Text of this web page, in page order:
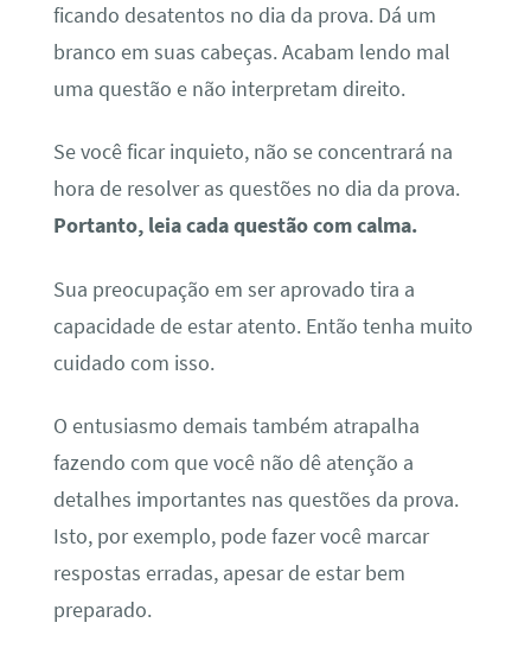
ficando desatentos no dia da prova. Dá um
branco em suas cabeças. Acabam lendo mal
uma questão e não interpretam direito.
Se você ficar inquieto, não se concentrará na
hora de resolver as questões no dia da prova.
Portanto, leia cada questão com calma.
Sua preocupação em ser aprovado tira a
capacidade de estar atento. Então tenha muito
cuidado com isso.
O entusiasmo demais também atrapalha
fazendo com que você não dê atenção a
detalhes importantes nas questões da prova.
Isto, por exemplo, pode fazer você marcar
respostas erradas, apesar de estar bem
preparado.